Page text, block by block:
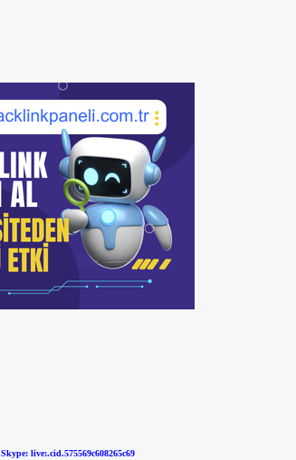
Skype: live:.cid.575569c608265c69